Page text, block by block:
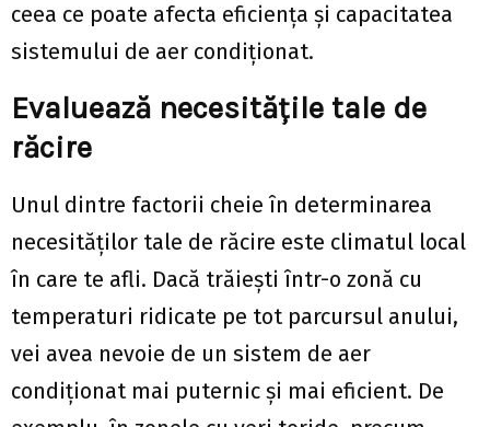
ceea ce poate afecta eficiența și capacitatea
sistemului de aer condiționat.
Evaluează necesitățile tale de
răcire
Unul dintre factorii cheie în determinarea
necesităților tale de răcire este climatul local
în care te afli. Dacă trăiești într-o zonă cu
temperaturi ridicate pe tot parcursul anului,
vei avea nevoie de un sistem de aer
condiționat mai puternic și mai eficient. De